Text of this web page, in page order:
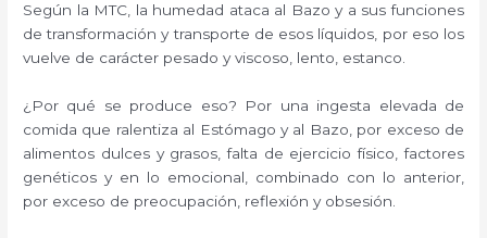
Según la MTC, la humedad ataca al Bazo y a sus funciones
de transformación y transporte de esos líquidos, por eso los
vuelve de carácter pesado y viscoso, lento, estanco.
¿Por qué se produce eso? Por una ingesta elevada de
comida que ralentiza al Estómago y al Bazo, por exceso de
alimentos dulces y grasos, falta de ejercicio físico, factores
genéticos y en lo emocional, combinado con lo anterior,
por exceso de preocupación, reflexión y obsesión.